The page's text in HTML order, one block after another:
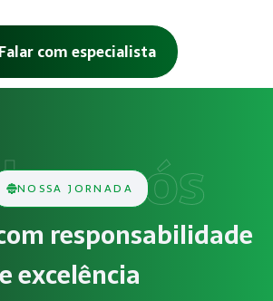
Falar com especialista
Gestão de SST para o
legal
atividades com exposição a riscos
de Segurança do Trabalho
NOSSA JORNADA
responsabilidade
e excelência